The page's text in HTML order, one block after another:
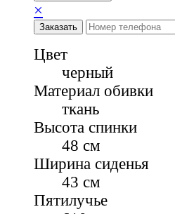
×
Заказать
Цвет
черный
Материал обивки
ткань
Высота спинки
48 см
Ширина сиденья
43 см
Пятилучье